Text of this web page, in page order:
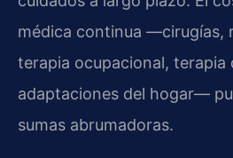
médica continua —cirugías,
terapia ocupacional, terapia
adaptaciones del hogar—
sumas abrumadoras.